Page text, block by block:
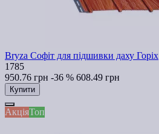
Bryza Софіт для підшивки даху Горіх
1785
950.76 грн -36 % 608.49 грн
Купити
АкціяТоп